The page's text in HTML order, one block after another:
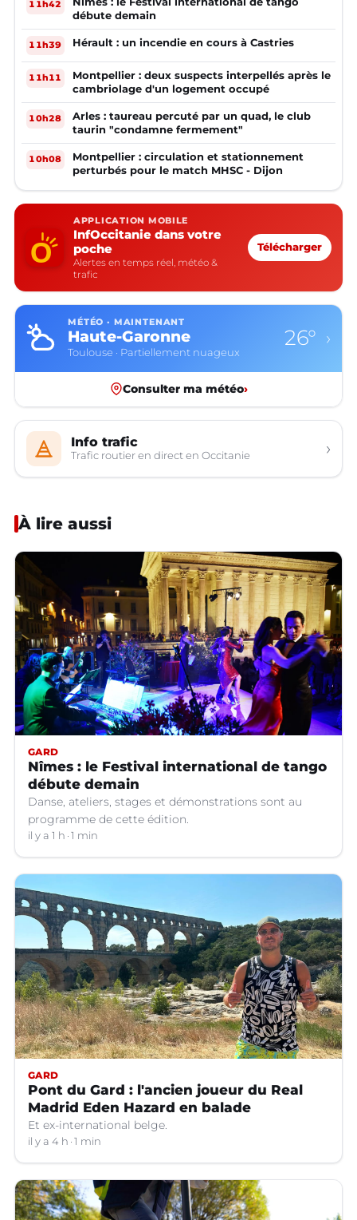
11h42
débute demain
11h39 Hérault : un incendie en cours à Castries
11h11
Montpellier : deux suspects interpellés après le
cambriolage d'un logement occupé
10h28
Arles : taureau percuté par un quad, le club
taurin "condamne fermement"
10h08
Montpellier : circulation et stationnement
perturbés pour le match MHSC - Dijon
APPLICATION MOBILE
InfOccitanie dans votre
poche
Alertes en temps réel, météo &
trafic
Télécharger
MÉTÉO · MAINTENANT
Haute-Garonne
Toulouse · Partiellement nuageux
26° ›
Consulter ma météo›
Info trafic
Trafic routier en direct en Occitanie ›
À lire aussi
GARD
Nîmes : le Festival international de tango
débute demain
Danse, ateliers, stages et démonstrations sont au
programme de cette édition.
il y a 1 h 1 min
GARD
Pont du Gard : l'ancien joueur du Real
Madrid Eden Hazard en balade
Et ex-international belge.
il y a 4 h 1 min